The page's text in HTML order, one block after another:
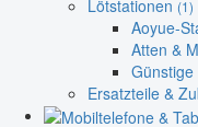
Lötstationen (1)
Aoyue-
Atten &
Ersatzteile &